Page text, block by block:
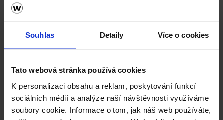
Souhlas Detaily Více o cookies
Tato webová stránka používá cookies
K personalizaci obsahu a reklam, poskytování funkcí
sociálních médií a analýze naší návštěvnosti využíváme
soubory cookie. Informace o tom, jak náš web používáte,
Next